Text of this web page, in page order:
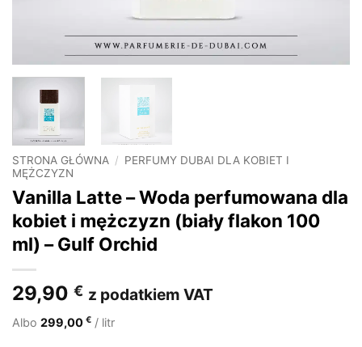
STRONA GŁÓWNA / PERFUMY DUBAI DLA KOBIET I
MĘŻCZYZN
Vanilla Latte – Woda perfumowana dla
kobiet i mężczyzn (biały flakon 100
ml) – Gulf Orchid
29,90 € z podatkiem VAT
Albo 299,00 € / litr